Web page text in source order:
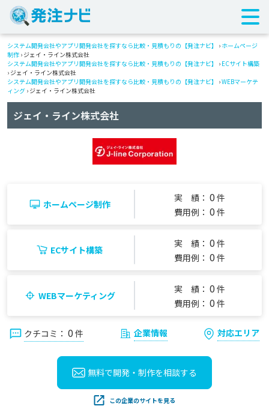
システム開発会社やアプリ開発会社を探すなら比較・見積もりの【発注ナビ】 › ホームページ
制作 › ジェイ・ライン株式会社
システム開発会社やアプリ開発会社を探すなら比較・見積もりの【発注ナビ】
› ECサイト構築
› ジェイ・ライン株式会社
システム開発会社やアプリ開発会社を探すなら比較・見積もりの【発注ナビ】
›WEBマーケテ
ィング › ジェイ・ライン株式会社
ジェイ・ライン株式会社
ホームページ制作
実 績： 0 件
費用例： 0 件
ECサイト構築
実 績： 0 件
費用例： 0 件
WEBマーケティング
実 績： 0 件
費用例： 0 件
クチコミ： 0 件 企業情報 対応エリア
無料で開発・制作を相談する
この企業のサイトを見る